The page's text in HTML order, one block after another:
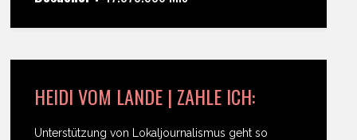
HEIDI VOM LANDE | ZAHLE ICH:
Unterstützung von Lokaljournalismus geht so